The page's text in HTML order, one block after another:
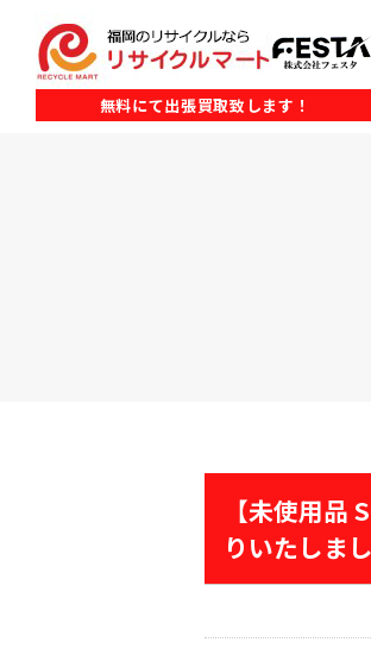
無料にて出張買取致します！
【未使用品
りいたしまし